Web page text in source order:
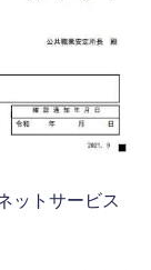
ットサービス